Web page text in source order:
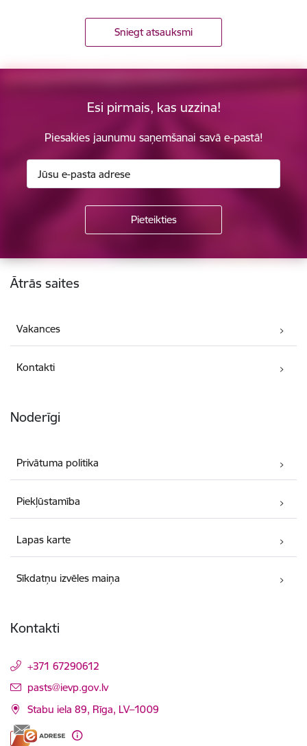
Sniegt atsauksmi
Esi pirmais, kas uzzina!
Piesakies jaunumu saņemšanai savā e-pastā!
Kājene
Ātrās saites
Vakances
Kontakti
Noderīgi
Privātuma politika
Piekļūstamība
Lapas karte
Sīkdatņu izvēles maiņa
Kontakti
+371 67290612
E-pasts:
pasts@ievp.gov.lv
Stabu iela 89, Rīga, LV–1009